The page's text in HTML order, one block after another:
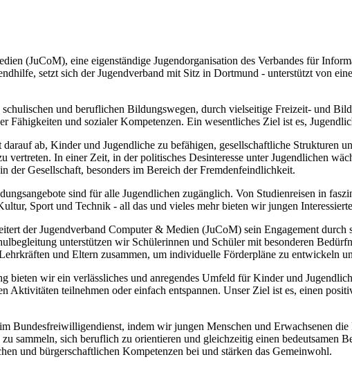
(JuCoM), eine eigenständige Jugendorganisation des Verbandes für
setzt sich der Jugendverband mit Sitz in Dortmund - unterstützt von
und beruflichen Bildungswegen, durch vielseitige Freizeit- und
Fähigkeiten und sozialer Kompetenzen. Ein wesentliches Ziel ist es,
ab, Kinder und Jugendliche zu befähigen, gesellschaftliche Strukturen
vertreten. In einer Zeit, in der politisches Desinteresse unter Jugendlichen
der Gesellschaft, besonders im Bereich der Fremdenfeindlichkeit.
sind für alle Jugendlichen zugänglich. Von Studienreisen in
Sport und Technik - all das und vieles mehr bieten wir jungen
der Jugendverband Computer & Medien (JuCoM) sein Engagement
unterstützen wir Schülerinnen und Schüler mit besonderen
und Eltern zusammen, um individuelle Förderpläne zu entwickeln
bieten wir ein verlässliches und anregendes Umfeld für Kinder und
Aktivitäten teilnehmen oder einfach entspannen. Unser Ziel ist es, einen
Bundesfreiwilligendienst, indem wir jungen Menschen und Erwachsenen
sammeln, sich beruflich zu orientieren und gleichzeitig einen bedeutsamen
und bürgerschaftlichen Kompetenzen bei und stärken das Gemeinwohl.